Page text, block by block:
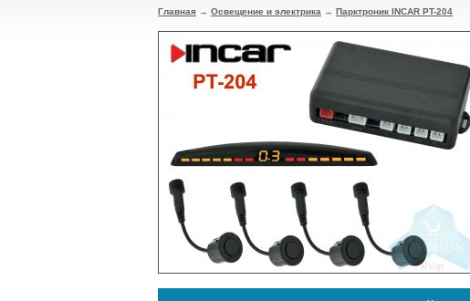
Главная → Освещение и электрика → Парктроник INCAR PT-204